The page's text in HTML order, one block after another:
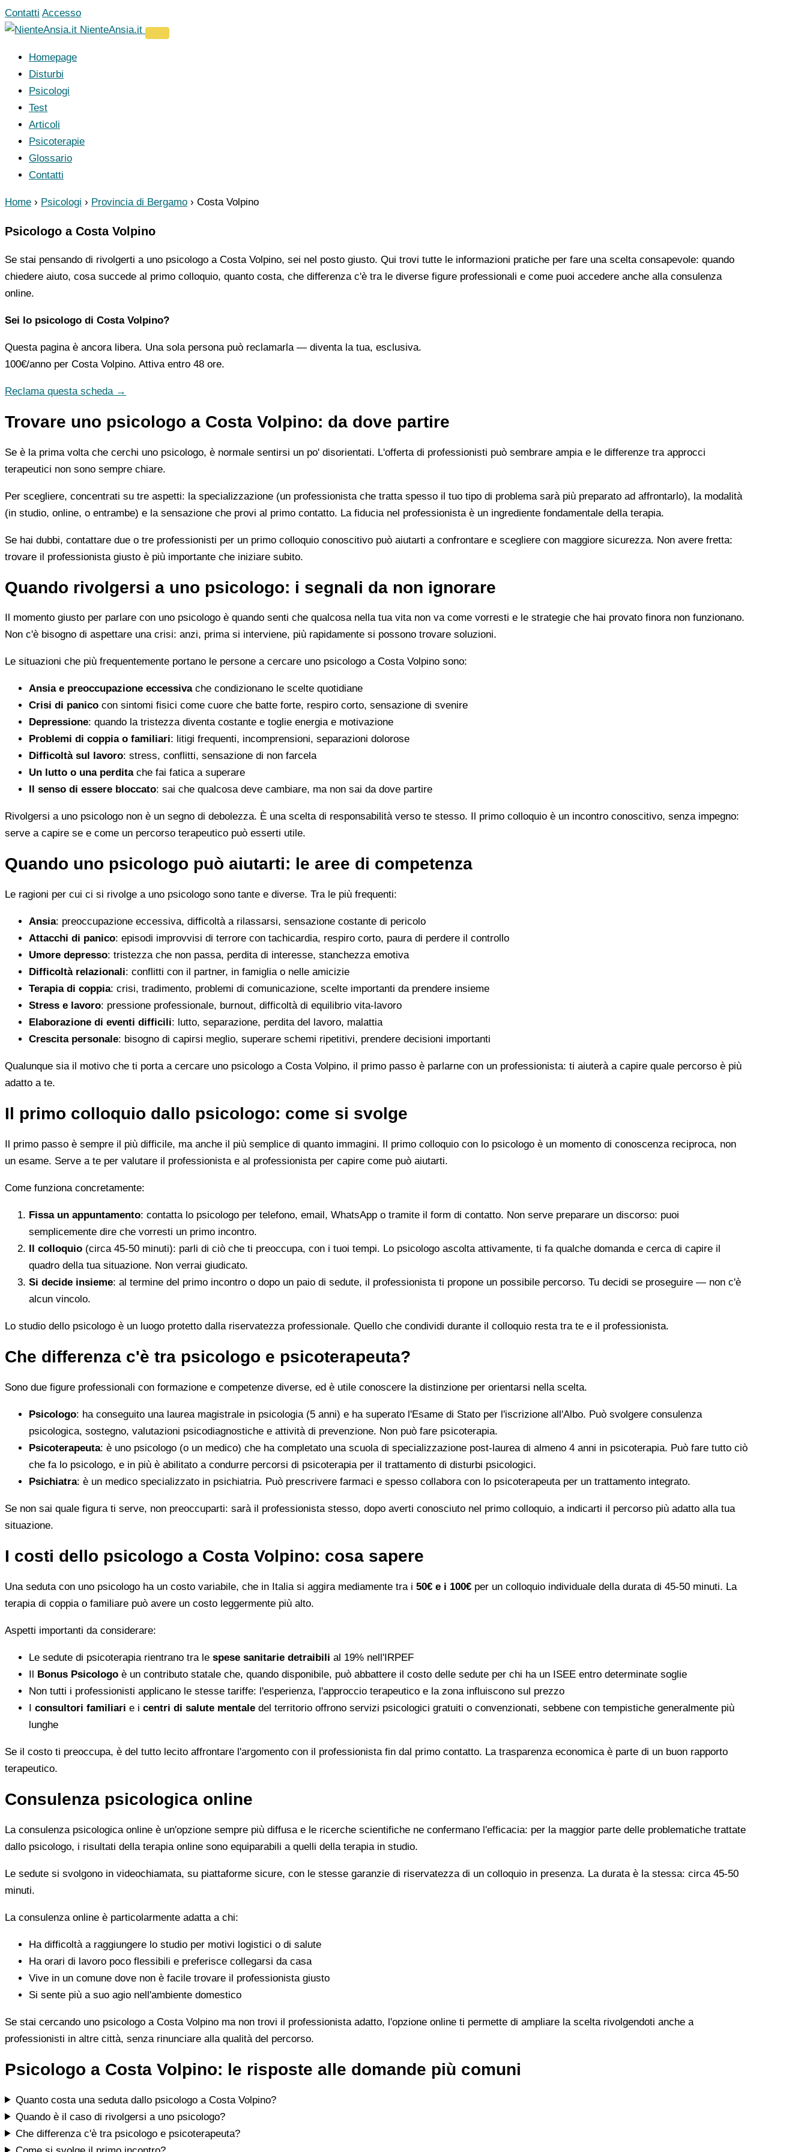
Vai
al
Contatti Accesso
NienteAnsia.it
Homepage
Disturbi
Psicologi
Test
Articoli
Psicoterapie
Glossario
Contatti
Home › Psicologi › Provincia di Bergamo › Costa Volpino
Psicologo a Costa Volpino
Se stai pensando di rivolgerti a uno psicologo a Costa Volpino, sei nel posto giusto. Qui trovi tutte le informazioni pratiche per fare una scelta consapevole: quando
chiedere aiuto, cosa succede al primo colloquio, quanto costa, che differenza c'è tra le diverse figure professionali e come puoi accedere anche alla consulenza
online.
Sei lo psicologo di Costa Volpino?
Questa pagina è ancora libera. Una sola persona può reclamarla — diventa la tua, esclusiva.
100€/anno per Costa Volpino. Attiva entro 48 ore.
Reclama questa scheda →
Trovare uno psicologo a Costa Volpino: da dove partire
Se è la prima volta che cerchi uno psicologo, è normale sentirsi un po' disorientati. L'offerta di professionisti può sembrare ampia e le differenze tra approcci
terapeutici non sono sempre chiare.
Per scegliere, concentrati su tre aspetti: la specializzazione (un professionista che tratta spesso il tuo tipo di problema sarà più preparato ad affrontarlo), la modalità
(in studio, online, o entrambe) e la sensazione che provi al primo contatto. La fiducia nel professionista è un ingrediente fondamentale della terapia.
Se hai dubbi, contattare due o tre professionisti per un primo colloquio conoscitivo può aiutarti a confrontare e scegliere con maggiore sicurezza. Non avere fretta:
trovare il professionista giusto è più importante che iniziare subito.
Quando rivolgersi a uno psicologo: i segnali da non ignorare
Il momento giusto per parlare con uno psicologo è quando senti che qualcosa nella tua vita non va come vorresti e le strategie che hai provato finora non funzionano.
Non c'è bisogno di aspettare una crisi: anzi, prima si interviene, più rapidamente si possono trovare soluzioni.
Le situazioni che più frequentemente portano le persone a cercare uno psicologo a Costa Volpino sono:
Ansia e preoccupazione eccessivache condizionano le scelte quotidiane
Crisi di panico con sintomi fisici come cuore che batte forte, respiro corto, sensazione di svenire
Depressione: quando la tristezza diventa costante e toglie energia e motivazione
Problemi di coppia o familiari: litigi frequenti, incomprensioni, separazioni dolorose
Difficoltà sul lavoro: stress, conflitti, sensazione di non farcela
Un lutto o una perditache fai fatica a superare
Il senso di essere bloccato: sai che qualcosa deve cambiare, ma non sai da dove partire
Rivolgersi a uno psicologo non è un segno di debolezza. È una scelta di responsabilità verso te stesso. Il primo colloquio è un incontro conoscitivo, senza impegno:
serve a capire se e come un percorso terapeutico può esserti utile.
Quando uno psicologo può aiutarti: le aree di competenza
Le ragioni per cui ci si rivolge a uno psicologo sono tante e diverse. Tra le più frequenti:
Ansia: preoccupazione eccessiva, difficoltà a rilassarsi, sensazione costante di pericolo
Attacchi di panico: episodi improvvisi di terrore con tachicardia, respiro corto, paura di perdere il controllo
Umore depresso: tristezza che non passa, perdita di interesse, stanchezza emotiva
Difficoltà relazionali: conflitti con il partner, in famiglia o nelle amicizie
Terapia di coppia: crisi, tradimento, problemi di comunicazione, scelte importanti da prendere insieme
Stress e lavoro: pressione professionale, burnout, difficoltà di equilibrio vita-lavoro
Elaborazione di eventi difficili: lutto, separazione, perdita del lavoro, malattia
Crescita personale: bisogno di capirsi meglio, superare schemi ripetitivi, prendere decisioni importanti
Qualunque sia il motivo che ti porta a cercare uno psicologo a Costa Volpino, il primo passo è parlarne con un professionista: ti aiuterà a capire quale percorso è più
adatto a te.
Il primo colloquio dallo psicologo: come si svolge
Il primo passo è sempre il più difficile, ma anche il più semplice di quanto immagini. Il primo colloquio con lo psicologo è un momento di conoscenza reciproca, non
un esame. Serve a te per valutare il professionista e al professionista per capire come può aiutarti.
Come funziona concretamente:
Fissa un appuntamento: contatta lo psicologo per telefono, email, WhatsApp o tramite il form di contatto. Non serve preparare un discorso: puoi
semplicemente dire che vorresti un primo incontro.
Il colloquio (circa 45-50 minuti): parli di ciò che ti preoccupa, con i tuoi tempi. Lo psicologo ascolta attivamente, ti fa qualche domanda e cerca di capire il
quadro della tua situazione. Non verrai giudicato.
Si decide insieme: al termine del primo incontro o dopo un paio di sedute, il professionista ti propone un possibile percorso. Tu decidi se proseguire — non c'è
alcun vincolo.
Lo studio dello psicologo è un luogo protetto dalla riservatezza professionale. Quello che condividi durante il colloquio resta tra te e il professionista.
Che differenza c'è tra psicologo e psicoterapeuta?
Sono due figure professionali con formazione e competenze diverse, ed è utile conoscere la distinzione per orientarsi nella scelta.
Psicologo: ha conseguito una laurea magistrale in psicologia (5 anni) e ha superato l'Esame di Stato per l'iscrizione all'Albo. Può svolgere consulenza
psicologica, sostegno, valutazioni psicodiagnostiche e attività di prevenzione. Non può fare psicoterapia.
Psicoterapeuta: è uno psicologo (o un medico) che ha completato una scuola di specializzazione post-laurea di almeno 4 anni in psicoterapia. Può fare tutto ciò
che fa lo psicologo, e in più è abilitato a condurre percorsi di psicoterapia per il trattamento di disturbi psicologici.
Psichiatra: è un medico specializzato in psichiatria. Può prescrivere farmaci e spesso collabora con lo psicoterapeuta per un trattamento integrato.
Se non sai quale figura ti serve, non preoccuparti: sarà il professionista stesso, dopo averti conosciuto nel primo colloquio, a indicarti il percorso più adatto alla tua
situazione.
I costi dello psicologo a Costa Volpino: cosa sapere
Una seduta con uno psicologo ha un costo variabile, che in Italia si aggira mediamente tra i 50€ e i 100€ per un colloquio individuale della durata di 45-50 minuti. La
terapia di coppia o familiare può avere un costo leggermente più alto.
Aspetti importanti da considerare:
Le sedute di psicoterapia rientrano tra le spese sanitarie detraibili al 19% nell'IRPEF
Il Bonus Psicologo è un contributo statale che, quando disponibile, può abbattere il costo delle sedute per chi ha un ISEE entro determinate soglie
Non tutti i professionisti applicano le stesse tariffe: l'esperienza, l'approccio terapeutico e la zona influiscono sul prezzo
I consultori familiari e i centri di salute mentale del territorio offrono servizi psicologici gratuiti o convenzionati, sebbene con tempistiche generalmente più
lunghe
Se il costo ti preoccupa, è del tutto lecito affrontare l'argomento con il professionista fin dal primo contatto. La trasparenza economica è parte di un buon rapporto
terapeutico.
Consulenza psicologica online
La consulenza psicologica online è un'opzione sempre più diffusa e le ricerche scientifiche ne confermano l'efficacia: per la maggior parte delle problematiche trattate
dallo psicologo, i risultati della terapia online sono equiparabili a quelli della terapia in studio.
Le sedute si svolgono in videochiamata, su piattaforme sicure, con le stesse garanzie di riservatezza di un colloquio in presenza. La durata è la stessa: circa 45-50
minuti.
La consulenza online è particolarmente adatta a chi:
Ha difficoltà a raggiungere lo studio per motivi logistici o di salute
Ha orari di lavoro poco flessibili e preferisce collegarsi da casa
Vive in un comune dove non è facile trovare il professionista giusto
Si sente più a suo agio nell'ambiente domestico
Se stai cercando uno psicologo a Costa Volpino ma non trovi il professionista adatto, l'opzione online ti permette di ampliare la scelta rivolgendoti anche a
professionisti in altre città, senza rinunciare alla qualità del percorso.
Psicologo a Costa Volpino: le risposte alle domande più comuni
Quanto costa una seduta dallo psicologo a Costa Volpino?
Quando è il caso di rivolgersi a uno psicologo?
Che differenza c'è tra psicologo e psicoterapeuta?